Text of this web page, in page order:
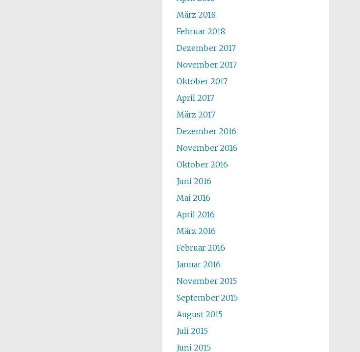
März 2018
Februar 2018
Dezember 2017
November 2017
Oktober 2017
April 2017
März 2017
Dezember 2016
November 2016
Oktober 2016
Juni 2016
Mai 2016
April 2016
März 2016
Februar 2016
Januar 2016
November 2015
September 2015
August 2015
Juli 2015
Juni 2015